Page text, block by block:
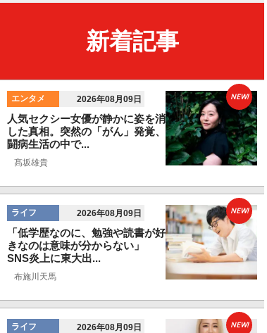
新着記事
エンタメ 2026年08月09日
人気セクシー女優が静かに姿を消
した真相。突然の「がん」発覚、
闘病生活の中で...
髙坂雄貴
NEW!
ライフ 2026年08月09日
「低学歴なのに、勉強や読書が好
きなのは意味が分からない」
SNS炎上に東大出...
布施川天馬
NEW!
ライフ 2026年08月09日 NEW!